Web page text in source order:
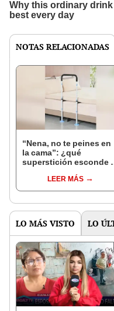
NOTAS RELACIONADAS
“Nena, no te peines en
la cama”: ¿qué
superstición esconde
Enanitos Verdes?
LEER MÁS
LO MÁS VISTO LO